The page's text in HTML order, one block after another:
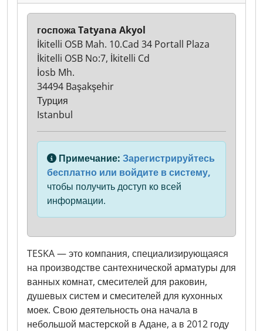
TESKA — это компания, специализирующаяся
на производстве сантехнической арматуры для
ванных комнат, смесителей для раковин,
душевых систем и смесителей для кухонных
моек. Свою деятельность она начала в
небольшой мастерской в Адане, а в 2012 году
госпожа Tatyana Akyol
İkitelli OSB Mah. 10.Cad 34 Portall Plaza
İkitelli OSB No:7, İkitelli Cd
İosb Mh.
34494 Başakşehir
Турция
Istanbul
Примечание: Зарегистрируйтесь
бесплатно или войдите в систему,
чтобы получить доступ ко всей
информации.